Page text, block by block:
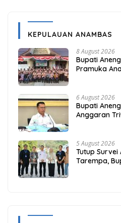
KEPULAUAN ANAMBAS
8 August 2026
Bupati
Pramuka
6 August 2026
Bupati
Anggaran
5 August 2026
Tutup Survei
Tarempa,